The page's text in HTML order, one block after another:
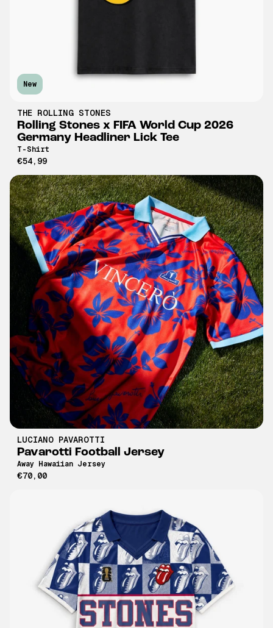
THE ROLLING STONES
Rolling Stones x FIFA World Cup 2026
Germany Headliner Lick Tee
T-Shirt
€54,99
New
LUCIANO PAVAROTTI
Pavarotti Football Jersey
Away Hawaiian Jersey
€70,00